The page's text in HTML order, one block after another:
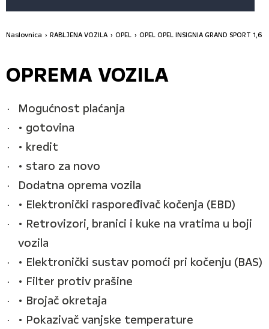
Naslovnica RABLJENA VOZILA OPEL OPEL OPEL INSIGNIA GRAND SPORT 1,6
OPREMA VOZILA
Mogućnost plaćanja
• gotovina
• kredit
• staro za novo
Dodatna oprema vozila
• Elektronički raspoređivač kočenja (EBD)
• Retrovizori, branici i kuke na vratima u boji
vozila
• Elektronički sustav pomoći pri kočenju (BAS)
• Filter protiv prašine
• Brojač okretaja
• Pokazivač vanjske temperature